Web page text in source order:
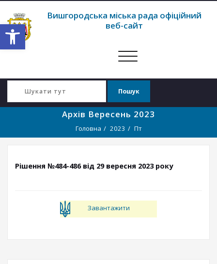
Відкрити Панель інструментів
Вишгородська міська рада офіційний
веб-сайт
Перемкнути
Архів Вересень 2023
Головна 2023 Пт
Рішення №484-486 від 29 вересня 2023 року
Завантажити